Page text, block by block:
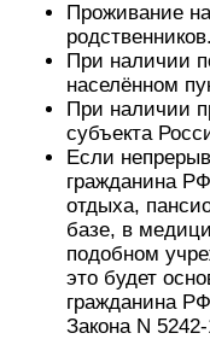
Проживание
родственников.
При наличии
населённом
При наличии
субъекта
Если
гражданина
отдыха,
базе, в
подобном
это будет
гражданина
Закона N